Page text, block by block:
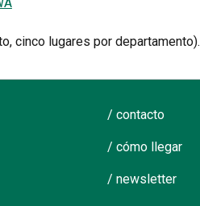
cinco lugares por departamento).
/ contacto
/ cómo llegar
/ newsletter